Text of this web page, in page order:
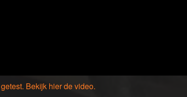
Bekijk hier de video.